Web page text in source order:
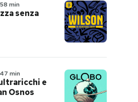
58 min
senza
47 min
e
Osnos